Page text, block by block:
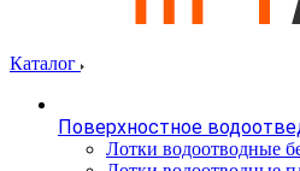
Каталог
Поверхностное
Лотки водоотводные